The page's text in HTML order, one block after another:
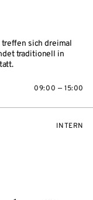
sich dreimal
traditionell in
09:00 — 15:00
INTERN